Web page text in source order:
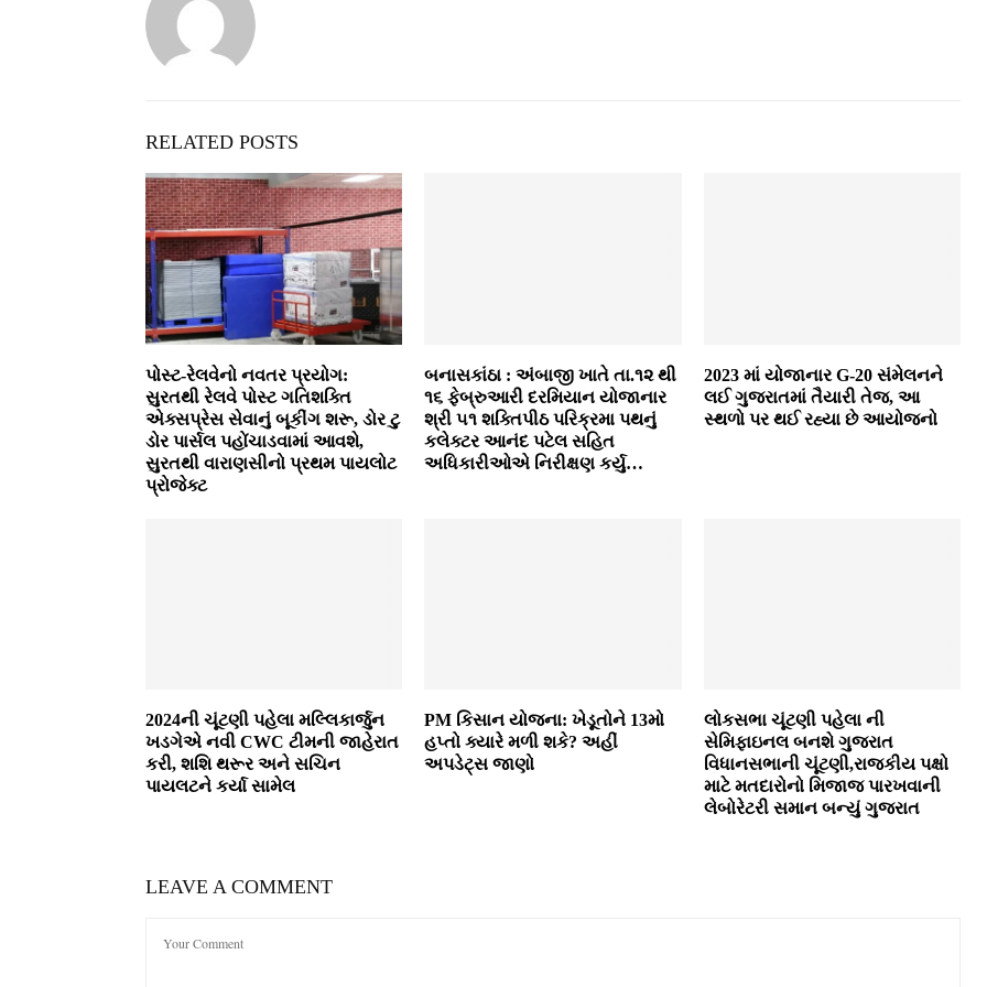
RELATED POSTS
પોસ્ટ-રેલવેનો નવતર પ્રયોગ:
સુરતથી રેલવે પોસ્ટ ગતિશક્તિ
એક્સપ્રેસ સેવાનું બૂકીંગ શરૂ, ડોર ટુ
ડોર પાર્સલ પહોંચાડવામાં આવશે,
સુરતથી વારાણસીનો પ્રથમ પાયલોટ
પ્રોજેક્ટ
બનાસકાંઠા : અંબાજી ખાતે તા.૧૨ થી
૧૬ ફેબ્રુઆરી દરમિયાન યોજાનાર
શ્રી ૫૧ શક્તિપીઠ પરિક્રમા પથનું
કલેક્ટર આનંદ પટેલ સહિત
અધિકારીઓએ નિરીક્ષણ કર્યુ…
2023 માં યોજાનાર G-20 સંમેલનને
લઈ ગુજરાતમાં તૈયારી તેજ, આ
સ્થળો પર થઈ રહ્યા છે આયોજનો
2024ની ચૂંટણી પહેલા મલ્લિકાર્જુન
ખડગેએ નવી CWC ટીમની જાહેરાત
કરી, શશિ થરૂર અને સચિન
પાયલટને કર્યા સામેલ
PM કિસાન યોજના: ખેડૂતોને 13મો
હપ્તો ક્યારે મળી શકે? અહીં
અપડેટ્સ જાણો
લોકસભા ચૂંટણી પહેલા ની
સેમિફાઇનલ બનશે ગુજરાત
વિધાનસભાની ચૂંટણી,રાજકીય પક્ષો
માટે મતદારોનો મિજાજ પારખવાની
લેબોરેટરી સમાન બન્યું ગુજરાત
LEAVE A COMMENT